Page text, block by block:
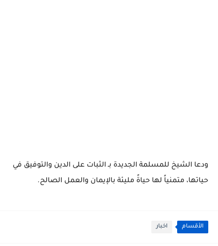
ودعا الشيخ للمسلمة الجديدة بـ الثبات على الدين والتوفيق في
حياتها، متمنياً لها حياةً مليئة بالإيمان والعمل الصالح.
الأقسام اخبار